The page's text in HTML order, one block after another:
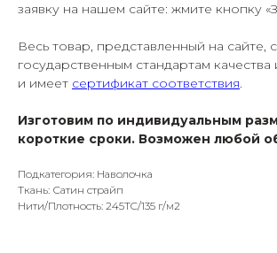
заявку на нашем сайте: жмите кнопку
Весь товар, представленный на сайте,
государственным стандартам
и имеет сертификат соответствия.
Изготовим по индивидуальным
короткие сроки. Возможен любой
Подкатегория: Наволочка
Ткань: Сатин страйп
Нити/Плотность: 245TC/135 г/м2